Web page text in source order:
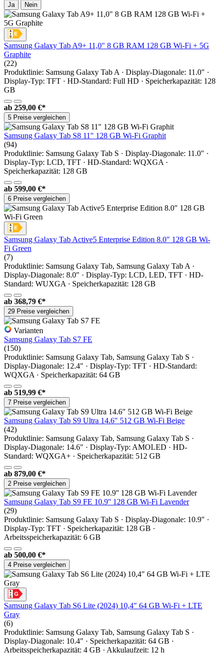
Ja Nein
Samsung Galaxy Tab A9+ 11,0" 8 GB RAM 128 GB Wi-Fi + 5G
Graphite
(22)
Produktlinie: Samsung Galaxy Tab A · Display-Diagonale: 11.0" ·
Display-Typ: TFT · HD-Standard: Full HD · Speicherkapazität: 128
GB
ab 259,00 €*
5 Preise vergleichen
Samsung Galaxy Tab S8 11" 128 GB Wi-Fi Graphit
(94)
Produktlinie: Samsung Galaxy Tab S · Display-Diagonale: 11.0" ·
Display-Typ: LCD, TFT · HD-Standard: WQXGA ·
Speicherkapazität: 128 GB
ab 599,00 €*
6 Preise vergleichen
Samsung Galaxy Tab Active5 Enterprise Edition 8.0" 128 GB Wi-
Fi Green
(7)
Produktlinie: Samsung Galaxy Tab, Samsung Galaxy Tab A ·
Display-Diagonale: 8.0" · Display-Typ: LCD, LED, TFT · HD-
Standard: WUXGA · Speicherkapazität: 128 GB
ab 368,79 €*
29 Preise vergleichen
Varianten
Samsung Galaxy Tab S7 FE
(150)
Produktlinie: Samsung Galaxy Tab, Samsung Galaxy Tab S ·
Display-Diagonale: 12.4" · Display-Typ: TFT · HD-Standard:
WQXGA · Speicherkapazität: 64 GB
ab 519,99 €*
7 Preise vergleichen
Samsung Galaxy Tab S9 Ultra 14.6" 512 GB Wi-Fi Beige
(42)
Produktlinie: Samsung Galaxy Tab, Samsung Galaxy Tab S ·
Display-Diagonale: 14.6" · Display-Typ: AMOLED · HD-
Standard: WQXGA+ · Speicherkapazität: 512 GB
ab 879,00 €*
2 Preise vergleichen
Samsung Galaxy Tab S9 FE 10.9'' 128 GB Wi-Fi Lavender
(29)
Produktlinie: Samsung Galaxy Tab S · Display-Diagonale: 10.9" ·
Display-Typ: TFT · Speicherkapazität: 128 GB ·
Arbeitsspeicherkapazität: 6 GB
ab 500,00 €*
4 Preise vergleichen
Samsung Galaxy Tab S6 Lite (2024) 10,4" 64 GB Wi-Fi + LTE
Gray
(6)
Produktlinie: Samsung Galaxy Tab, Samsung Galaxy Tab S ·
Display-Diagonale: 10.4" · Speicherkapazität: 64 GB ·
Arbeitsspeicherkapazität: 4 GB · Akkulaufzeit: 12 h